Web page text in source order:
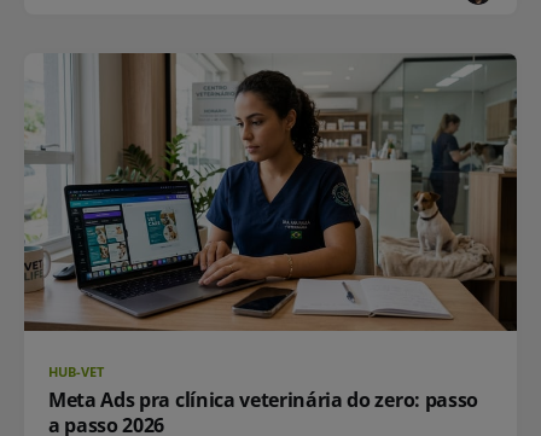
HUB-VET
Meta Ads pra clínica veterinária do zero: passo
a passo 2026